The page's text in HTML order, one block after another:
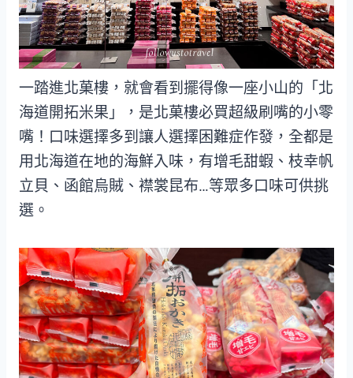
一踏進北菓樓，就會看到擺得像一座小山的「北
海道開拓米果」，是北菓樓必買超級刷嘴的小零
嘴！口味選擇多到讓人選擇困難症作發，全都是
用北海道在地的海鮮入味，有增毛甜蝦、枝幸帆
立貝、函館烏賊、襟裳昆布…等眾多口味可供挑
選。